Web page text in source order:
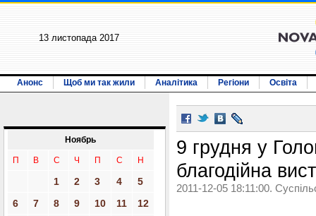
13 листопада 2017
Анонс Щоб ми так жили Аналітика Регіони Освіта
Ноябрь
П В С Ч П С Н
1 2 3 4
5
6
7 8 9 10 11 12
9 грудня у
благодійна
2011-12-05 18:11:00.